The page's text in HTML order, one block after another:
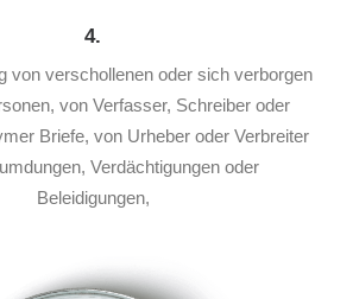
4.
von verschollenen oder sich verborgen
von Verfasser, Schreiber oder
Briefe, von Urheber oder Verbreiter
Verdächtigungen oder
Beleidigungen,